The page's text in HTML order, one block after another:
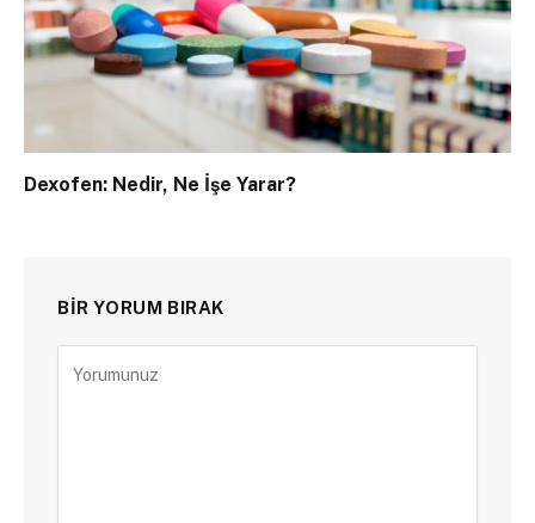
Dexofen: Nedir, Ne İşe Yarar?
BIR YORUM BIRAK